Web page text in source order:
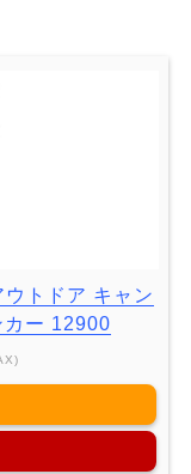
トドア キャン
カー 12900